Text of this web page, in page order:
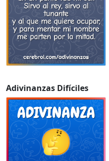
Adivinanzas Difíciles